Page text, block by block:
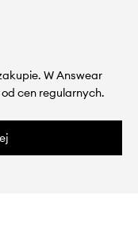
W Answear
cen regularnych.